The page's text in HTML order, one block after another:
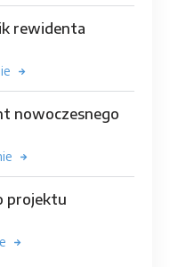
rewidenta
nowoczesnego
projektu